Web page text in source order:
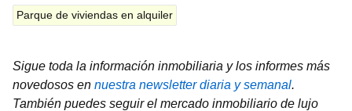
Parque de viviendas en alquiler
Sigue toda la información inmobiliaria y los informes más
novedosos en nuestra newsletter diaria y semanal.
También puedes seguir el mercado inmobiliario de lujo